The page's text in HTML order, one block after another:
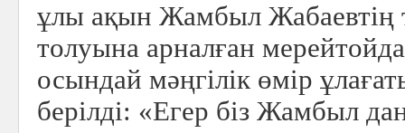
ұлы ақын Жамбыл Жабаевтің
толуына арналған
осындай мәңгілік өмір
берілді: «Егер біз Жамбыл